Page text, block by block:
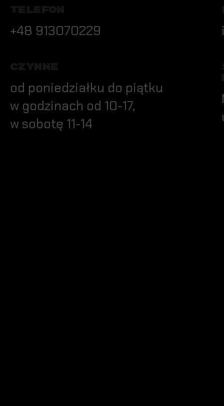
+48 913070229
od poniedziałku do piątku
w godzinach od 10-17,
w sobotę 11-14